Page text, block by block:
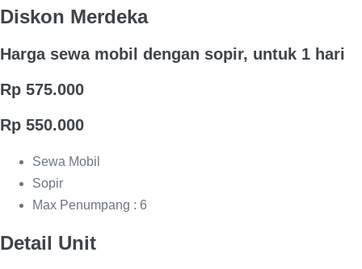
Diskon Merdeka
Harga sewa mobil dengan sopir, untuk 1 hari
Rp 575.000
Rp 550.000
Sewa Mobil
Sopir
Max Penumpang : 6
Detail Unit